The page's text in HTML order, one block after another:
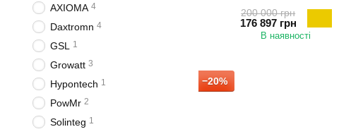
200 000 грн
176 897 грн
В наявності
−20%
AXIOMA 4
Daxtromn 4
GSL 1
Growatt 3
Hypontech 1
PowMr 2
Solinteg 1